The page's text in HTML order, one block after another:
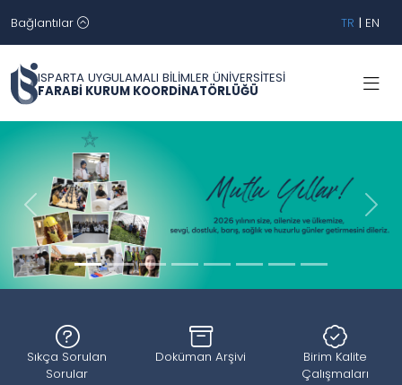
Bağlantılar TR | EN
ISPARTA UYGULAMALI BİLİMLER ÜNİVERSİTESİ
FARABİ KURUM KOORDİNATÖRLÜĞÜ
Geri İleri
Sıkça Sorulan
Sorular
Doküman Arşivi
Birim Kalite
Çalışmaları